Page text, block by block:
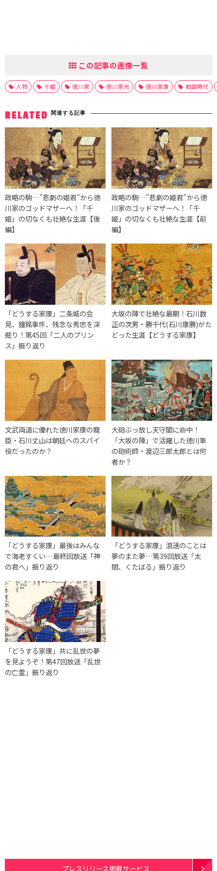
この記事の画像一覧
人物 千姫 徳川家 徳川家光 徳川家康 戦国時代
RELATED 関連する記事
政略の駒…”悲劇の姫君”から徳
川家のゴッドマザーへ！「千
姫」の切なくも壮絶な生涯【後
編】
政略の駒…”悲劇の姫君”から徳
川家のゴッドマザーへ！「千
姫」の切なくも壮絶な生涯【前
編】
「どうする家康」二条城の会
見、鐘銘事件、残念な秀忠を深
掘り！第45回「二人のプリン
ス」振り返り
大坂の陣で壮絶な最期！石川数
正の次男・勝千代(石川康勝)がた
どった生涯【どうする家康】
文武両道に優れた徳川家康の寵
臣・石川丈山は朝廷へのスパイ
役だったのか？
大砲ぶっ放し天守閣に命中！
「大坂の陣」で活躍した徳川軍
の砲術師・渡辺三郎太郎とは何
者か？
「どうする家康」最後はみんな
で海老すくい…最終回放送「神
の君へ」振り返り
「どうする家康」浪速のことは
夢のまた夢…第39回放送「太
閤、くたばる」振り返り
「どうする家康」共に乱世の夢
を見ようぞ！第47回放送「乱世
の亡霊」振り返り
プレスリリース掲載サービス